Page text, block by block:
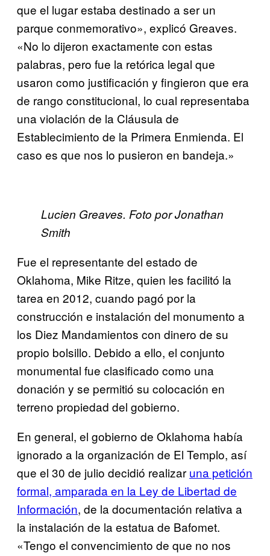
que el lugar estaba destinado a ser un
parque conmemorativo», explicó Greaves.
«No lo dijeron exactamente con estas
palabras, pero fue la retórica legal que
usaron como justificación y fingieron que era
de rango constitucional, lo cual representaba
una violación de la Cláusula de
Establecimiento de la Primera Enmienda. El
caso es que nos lo pusieron en bandeja.»
Lucien Greaves. Foto por Jonathan
Smith
Fue el representante del estado de
Oklahoma, Mike Ritze, quien les facilitó la
tarea en 2012, cuando pagó por la
construcción e instalación del monumento a
los Diez Mandamientos con dinero de su
propio bolsillo. Debido a ello, el conjunto
monumental fue clasificado como una
donación y se permitió su colocación en
terreno propiedad del gobierno.
En general, el gobierno de Oklahoma había
ignorado a la organización de El Templo, así
que el 30 de julio decidió realizar ​una petición
formal, amparada en la Ley de Libertad de
Información, de la documentación relativa a
la instalación de la estatua de Bafomet.
«Tengo el convencimiento de que no nos